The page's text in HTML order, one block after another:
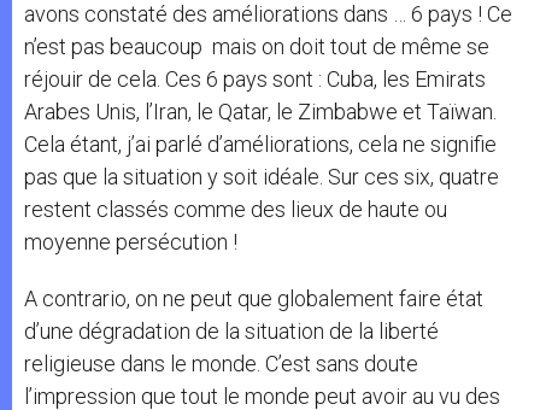
avons constaté des améliorations dans … 6 pays ! Ce
n’est pas beaucoup mais on doit tout de même se
réjouir de cela. Ces 6 pays sont : Cuba, les Emirats
Arabes Unis, l’Iran, le Qatar, le Zimbabwe et Taïwan.
Cela étant, j’ai parlé d’améliorations, cela ne signifie
pas que la situation y soit idéale. Sur ces six, quatre
restent classés comme des lieux de haute ou
moyenne persécution !
A contrario, on ne peut que globalement faire état
d’une dégradation de la situation de la liberté
religieuse dans le monde. C’est sans doute
l’impression que tout le monde peut avoir au vu des